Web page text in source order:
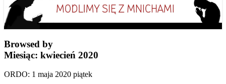
+Deus, in adiutorium
Codziennie modlimy się z mnichami
Browsed by
Miesiąc: kwiecień 2020
ORDO: 1 maja 2020 piątek